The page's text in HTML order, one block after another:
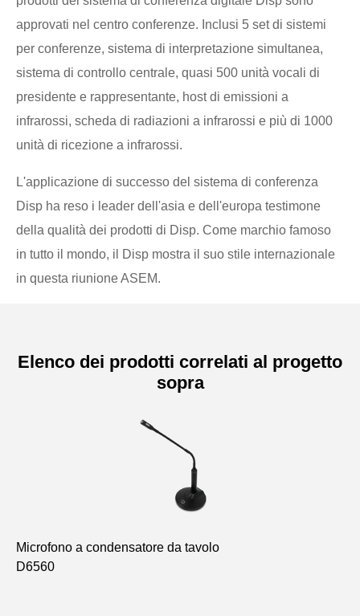
approvati nel centro conferenze. Inclusi 5 set di sistemi
per conferenze, sistema di interpretazione simultanea,
sistema di controllo centrale, quasi 500 unità vocali di
presidente e rappresentante, host di emissioni a
infrarossi, scheda di radiazioni a infrarossi e più di 1000
unità di ricezione a infrarossi.
L'applicazione di successo del sistema di conferenza
Disp ha reso i leader dell'asia e dell'europa testimone
della qualità dei prodotti di Disp. Come marchio famoso
in tutto il mondo, il Disp mostra il suo stile internazionale
in questa riunione ASEM.
Elenco dei prodotti correlati al progetto
sopra
Microfono a condensatore da tavolo
D6560